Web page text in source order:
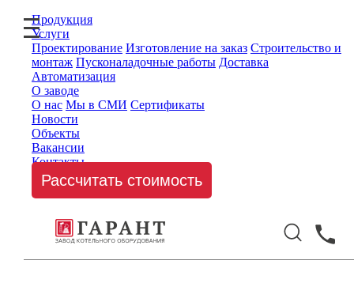
Продукция
Услуги
Проектирование Изготовление на заказ Строительство и
монтаж Пусконаладочные работы Доставка
Автоматизация
О заводе
О нас Мы в СМИ Сертификаты
Новости
Объекты
Вакансии
Контакты
Рассчитать стоимость